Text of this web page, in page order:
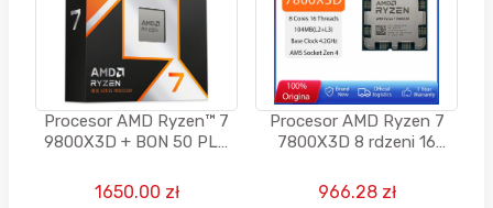
Procesor AMD Ryzen™ 7
9800X3D + BON 50 PLN
1650.00 zł
Procesor AMD Ryzen 7
7800X3D 8 rdzeni 16
4,2 GHz 5 nm 96 MB 120
966.28 zł